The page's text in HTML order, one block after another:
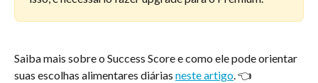
Saiba mais sobre o Success Score e como ele pode orientar
suas escolhas alimentares diárias neste artigo. 👈